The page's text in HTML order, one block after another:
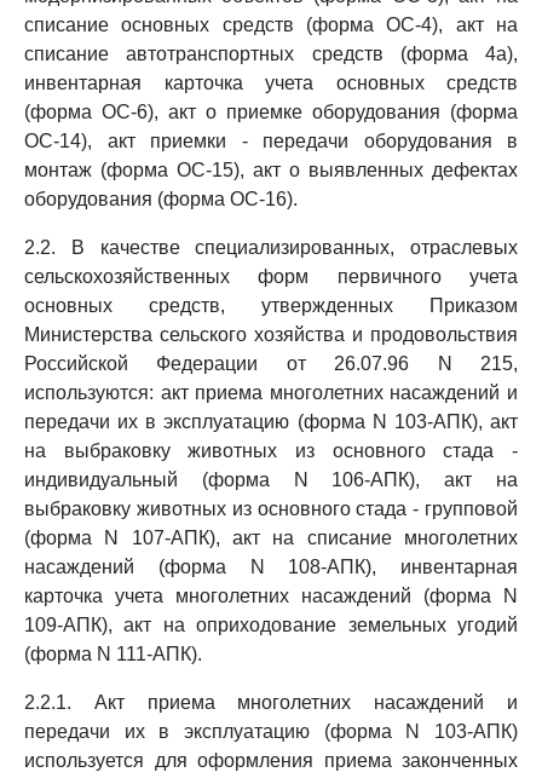
списание основных средств (форма ОС-4), акт на
списание автотранспортных средств (форма 4а),
инвентарная карточка учета основных средств
(форма ОС-6), акт о приемке оборудования (форма
ОС-14), акт приемки - передачи оборудования в
монтаж (форма ОС-15), акт о выявленных дефектах
оборудования (форма ОС-16).
2.2. В качестве специализированных, отраслевых
сельскохозяйственных форм первичного учета
основных средств, утвержденных Приказом
Министерства сельского хозяйства и продовольствия
Российской Федерации от 26.07.96 N 215,
используются: акт приема многолетних насаждений и
передачи их в эксплуатацию (форма N 103-АПК), акт
на выбраковку животных из основного стада -
индивидуальный (форма N 106-АПК), акт на
выбраковку животных из основного стада - групповой
(форма N 107-АПК), акт на списание многолетних
насаждений (форма N 108-АПК), инвентарная
карточка учета многолетних насаждений (форма N
109-АПК), акт на оприходование земельных угодий
(форма N 111-АПК).
2.2.1. Акт приема многолетних насаждений и
передачи их в эксплуатацию (форма N 103-АПК)
используется для оформления приема законченных